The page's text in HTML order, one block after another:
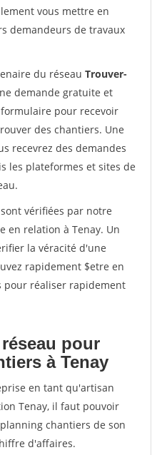
vous mettre en
demandeurs de travaux
du réseau Trouver-
demande gratuite et
pour recevoir
des chantiers. Une
recevrez des demandes
les plateformes et sites de
vérifiées par notre
en relation à Tenay. Un
la véracité d'une
rapidement $etre en
pour réaliser rapidement
pour
à Tenay
en tant qu'artisan
Tenay, il faut pouvoir
chantiers de son
d'affaires.